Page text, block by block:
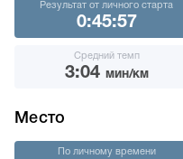
Результат от личного старта
0:45:57
Средний темп
3:04 мин/км
Место
По личному времени